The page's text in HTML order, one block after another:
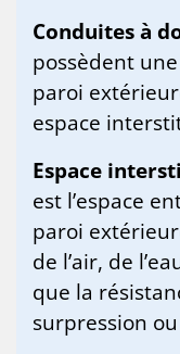
Conduites à
possèdent
paroi
espace
Espace
est l’espace
paroi
de l’air, de
que la
surpression